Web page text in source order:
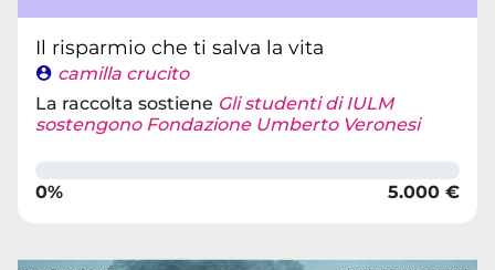
Il risparmio che ti salva la vita
camilla crucito
La raccolta sostiene Gli studenti di IULM
sostengono Fondazione Umberto Veronesi
0% 5.000 €